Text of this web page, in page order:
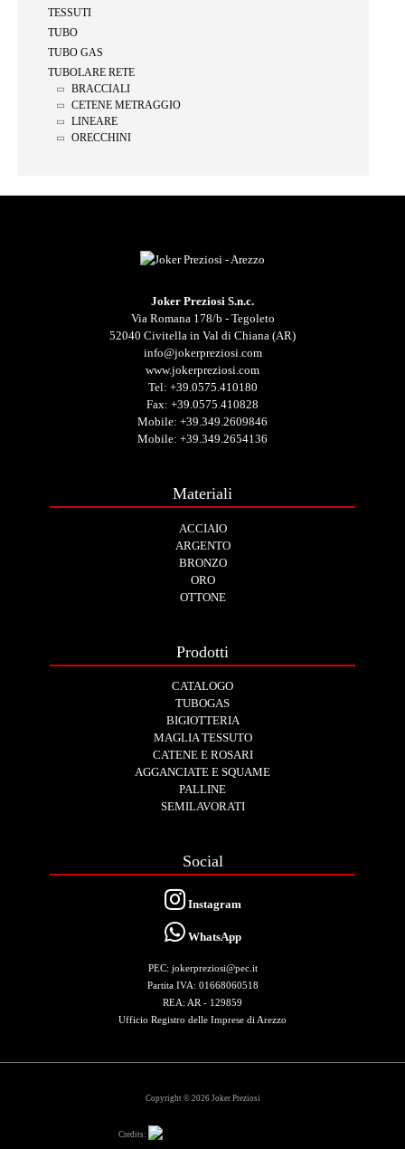
TESSUTI
TUBO
TUBO GAS
TUBOLARE RETE
BRACCIALI
CETENE METRAGGIO
LINEARE
ORECCHINI
Joker Preziosi S.n.c.
Via Romana 178/b - Tegoleto
52040 Civitella in Val di Chiana (AR)
info@jokerpreziosi.com
www.jokerpreziosi.com
Tel: +39.0575.410180
Fax: +39.0575.410828
Mobile: +39.349.2609846
Mobile: +39.349.2654136
Materiali
ACCIAIO
ARGENTO
BRONZO
ORO
OTTONE
Prodotti
CATALOGO
TUBOGAS
BIGIOTTERIA
MAGLIA TESSUTO
CATENE E ROSARI
AGGANCIATE E SQUAME
PALLINE
SEMILAVORATI
Social
Instagram
WhatsApp
PEC: jokerpreziosi@pec.it
Partita IVA: 01668060518
REA: AR - 129859
Ufficio Registro delle Imprese di Arezzo
Copyright © 2026 Joker Preziosi
Credits: